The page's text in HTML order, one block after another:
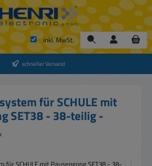
inkl. MwSt.
schneller Versand
für SCHULE mit
SET38 - 38-teilig -